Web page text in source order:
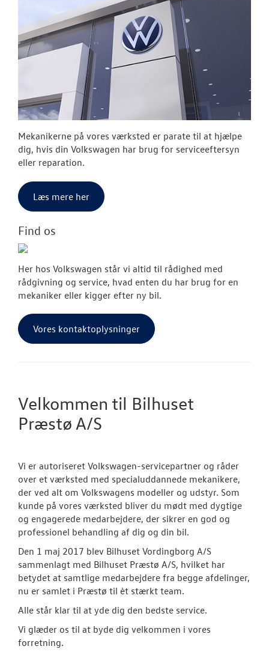
Mekanikerne på vores værksted er parate til at hjælpe
dig, hvis din Volkswagen har brug for serviceeftersyn
eller reparation.
Læs mere her
Find os
Her hos Volkswagen står vi altid til rådighed med
rådgivning og service, hvad enten du har brug for en
mekaniker eller kigger efter ny bil.
Vores kontaktoplysninger
Velkommen til Bilhuset
Præstø A/S
Vi er autoriseret Volkswagen-servicepartner og råder
over et værksted med specialuddannede mekanikere,
der ved alt om Volkswagens modeller og udstyr. Som
kunde på vores værksted bliver du mødt med dygtige
og engagerede medarbejdere, der sikrer en god og
professionel behandling af dig og din bil.
Den 1 maj 2017 blev Bilhuset Vordingborg A/S
sammenlagt med Bilhuset Præstø A/S, hvilket har
betydet at samtlige medarbejdere fra begge afdelinger,
nu er samlet i Præstø til èt stærkt team.
Alle står klar til at yde dig den bedste service.
Vi glæder os til at byde dig velkommen i vores
forretning.